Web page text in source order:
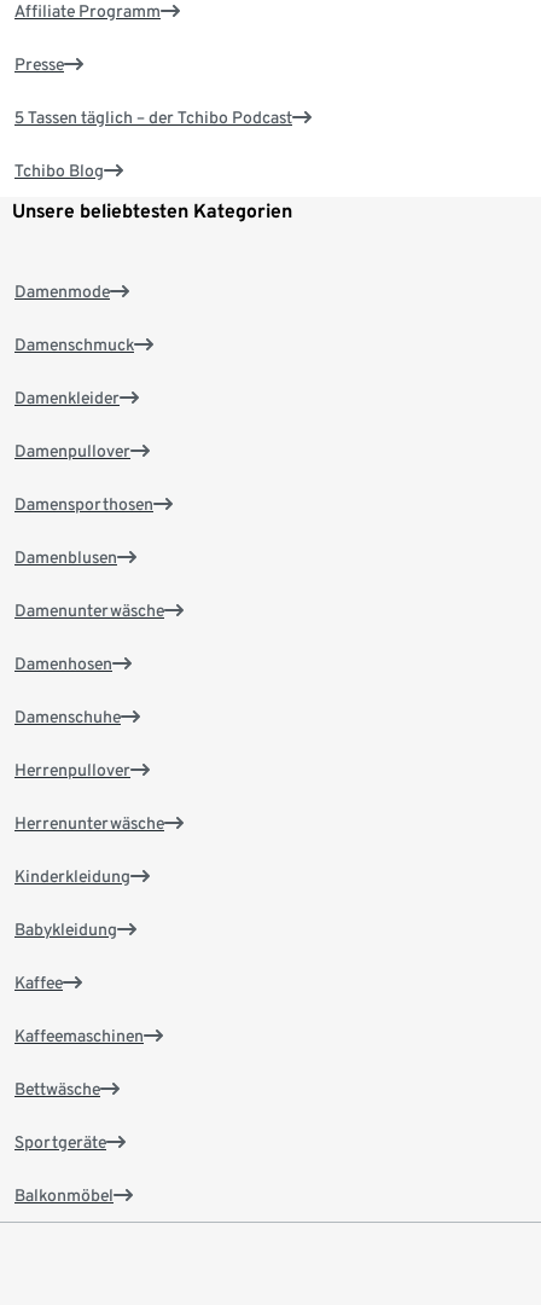
Affiliate Programm
Presse
5 Tassen täglich – der Tchibo Podcast
Tchibo Blog
Unsere beliebtesten Kategorien
Damenmode
Damenschmuck
Damenkleider
Damenpullover
Damensporthosen
Damenblusen
Damenunterwäsche
Damenhosen
Damenschuhe
Herrenpullover
Herrenunterwäsche
Kinderkleidung
Babykleidung
Kaffee
Kaffeemaschinen
Bettwäsche
Sportgeräte
Balkonmöbel